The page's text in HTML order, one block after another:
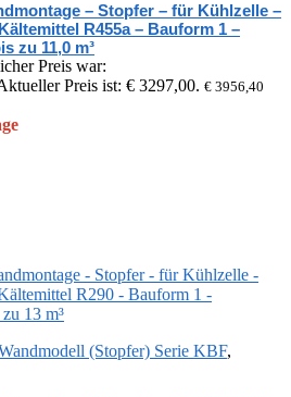
– Stopfer – für Kühlzelle –
R455a – Bauform 1 –
zu 11,0 m³
Preis war:
Preis ist: € 3297,00. € 3956,40
(Stopfer) Serie KBF,